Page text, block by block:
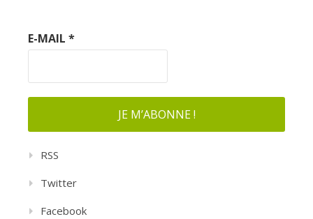
E-MAIL *
RSS
Twitter
Facebook